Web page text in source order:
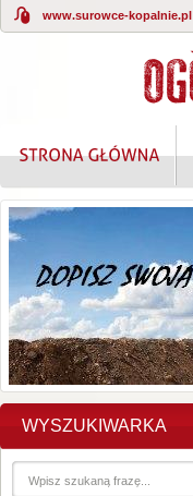
www.surowce-kopalnie.pl
WYSZUKIWARKA